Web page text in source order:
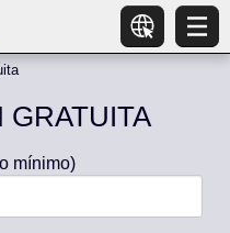
GRATUITA
mínimo)